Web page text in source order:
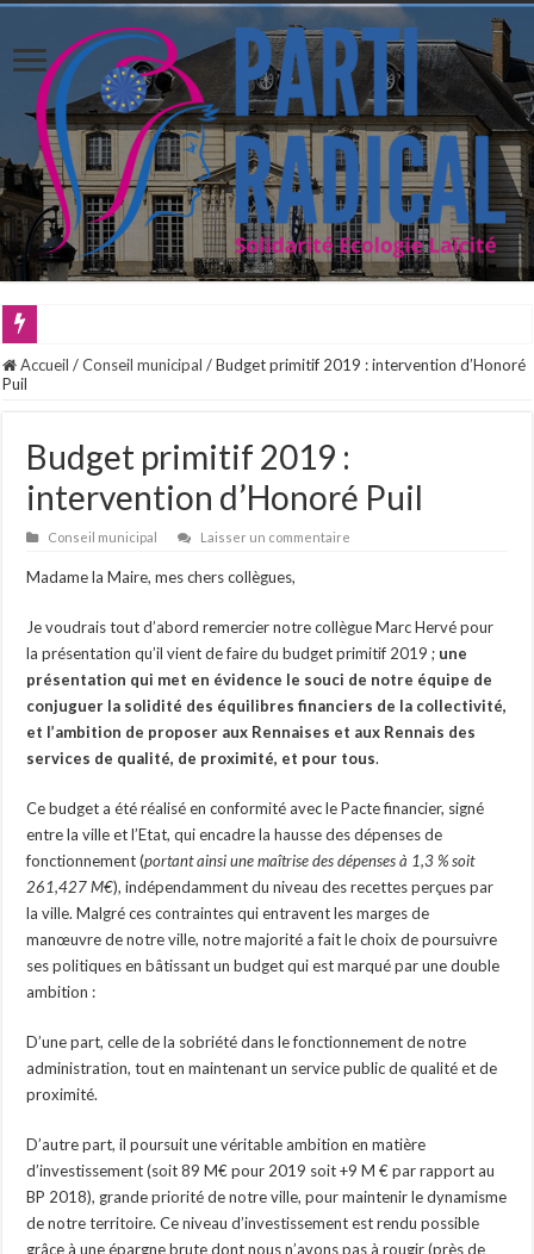
Accueil / Conseil municipal / Budget primitif 2019 : intervention d’Honoré
Puil
Budget primitif 2019 :
intervention d’Honoré Puil
Conseil municipal Laisser un commentaire
Madame la Maire, mes chers collègues,
Je voudrais tout d’abord remercier notre collègue Marc Hervé pour
la présentation qu’il vient de faire du budget primitif 2019 ; une
présentation qui met en évidence le souci de notre équipe de
conjuguer la solidité des équilibres financiers de la collectivité,
et l’ambition de proposer aux Rennaises et aux Rennais des
services de qualité, de proximité, et pour tous.
Ce budget a été réalisé en conformité avec le Pacte financier, signé
entre la ville et l’Etat, qui encadre la hausse des dépenses de
fonctionnement (portant ainsi une maîtrise des dépenses à 1,3 % soit
261,427 M€), indépendamment du niveau des recettes perçues par
la ville. Malgré ces contraintes qui entravent les marges de
manœuvre de notre ville, notre majorité a fait le choix de poursuivre
ses politiques en bâtissant un budget qui est marqué par une double
ambition :
D’une part, celle de la sobriété dans le fonctionnement de notre
administration, tout en maintenant un service public de qualité et de
proximité.
D’autre part, il poursuit une véritable ambition en matière
d’investissement (soit 89 M€ pour 2019 soit +9 M € par rapport au
BP 2018), grande priorité de notre ville, pour maintenir le dynamisme
de notre territoire. Ce niveau d’investissement est rendu possible
grâce à une épargne brute dont nous n’avons pas à rougir (près de